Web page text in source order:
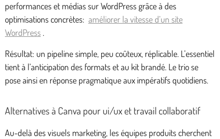
performances et médias sur WordPress grâce à des
optimisations concrètes: améliorer la vitesse d’un site
WordPress .
Résultat: un pipeline simple, peu coûteux, réplicable. L’essentiel
tient à l’anticipation des formats et au kit brandé. Le trio se
pose ainsi en réponse pragmatique aux impératifs quotidiens.
Alternatives à Canva pour ui/ux et travail collaboratif
Au-delà des visuels marketing, les équipes produits cherchent